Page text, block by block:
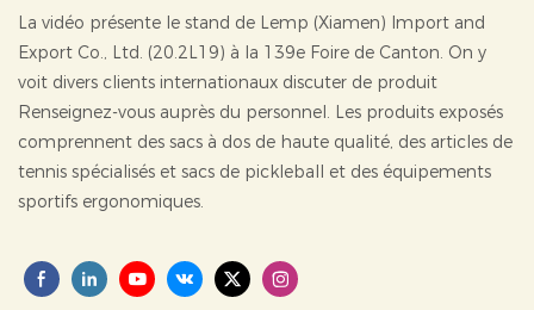
La vidéo présente le stand de Lemp (Xiamen) Import and
Export Co., Ltd. (20.2L19) à la 139e Foire de Canton. On y
voit divers clients internationaux discuter de produit
Renseignez-vous auprès du personnel. Les produits exposés
comprennent des sacs à dos de haute qualité, des articles de
tennis spécialisés et sacs de pickleball et des équipements
sportifs ergonomiques.